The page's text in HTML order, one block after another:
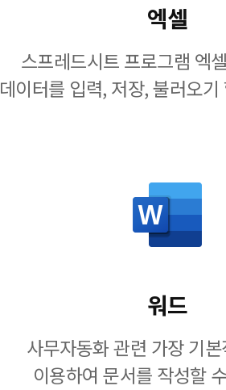
엑셀
스프레드시트 프로그램 엑
데이터를 입력, 저장, 불러오
워드
사무자동화 관련 가장 기
이용하여 문서를 작성할